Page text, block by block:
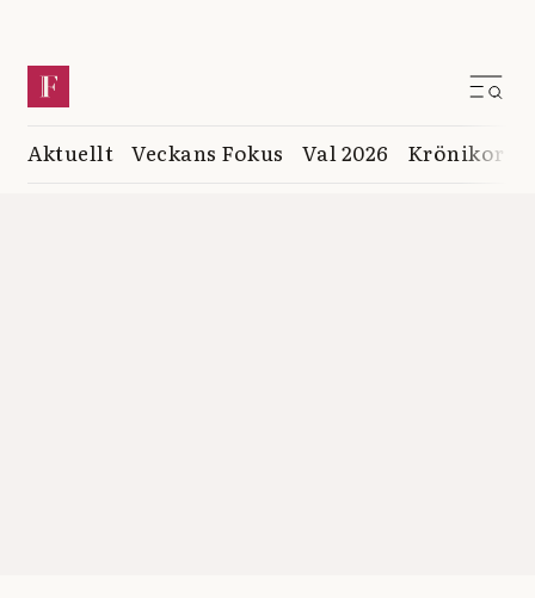
Aktuellt Veckans Fokus Val 2026 Krönikor